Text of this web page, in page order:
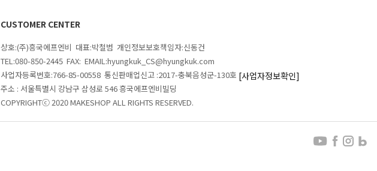
CUSTOMER CENTER
상호:(주)흥국에프엔비 대표:박철범 개인정보보호책임자:신동건
TEL:080-850-2445 FAX: EMAIL:hyungkuk_CS@hyungkuk.com
사업자등록번호:766-85-00558 통신판매업신고 :2017-충북음성군-130호 [사업자정보확인]
주소 : 서울특별시 강남구 삼성로 546 흥국에프엔비빌딩
COPYRIGHTⓒ 2020 MAKESHOP ALL RIGHTS RESERVED.